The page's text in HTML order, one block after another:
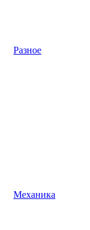
Разное
Механика